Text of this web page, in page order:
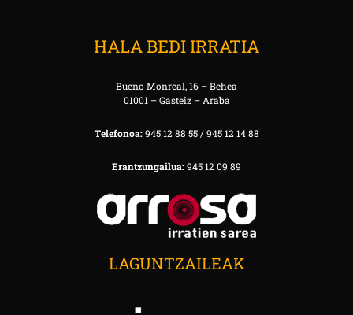
HALA BEDI IRRATIA
Bueno Monreal, 16 – Behea
01001 – Gasteiz – Araba
Telefonoa:945 12 88 55 / 945 12 14 88
Erantzungailua:945 12 09 89
LAGUNTZAILEAK